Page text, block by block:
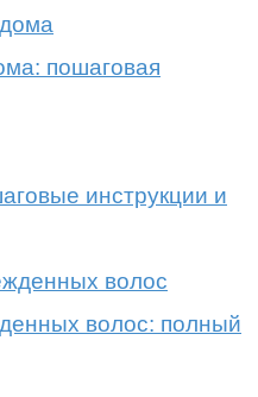
пошаговая
инструкции и
волос: полный